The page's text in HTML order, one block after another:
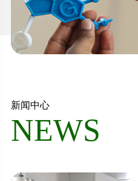
新闻中心
NEWS